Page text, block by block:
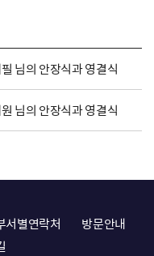
님의 안장식과 영결식
님의 안장식과 영결식
서별연락처
방문안내